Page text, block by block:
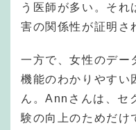
う医師が多い。それ
害の関係性が証明さ
一方で、女性のデー
機能のわかりやすい
ん。Annさんは、セ
験の向上のためだけ